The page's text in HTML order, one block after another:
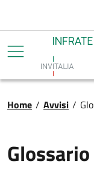
Salta al
Infratel
Briciole di pane
Home / Avvisi /
Glossario